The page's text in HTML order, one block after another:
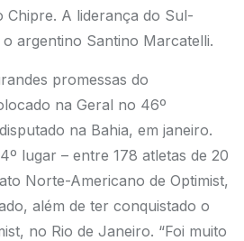
Chipre. A liderança do Sul-
argentino Santino Marcatelli.
promessas do
na Geral no 46º
na Bahia, em janeiro.
lugar – entre 178 atletas de 20
Norte-Americano de Optimist,
além de ter conquistado o
no Rio de Janeiro. “Foi muito